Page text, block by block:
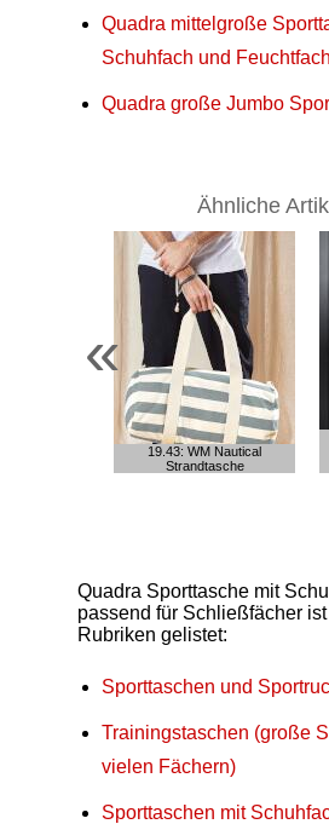
Quadra mittelgroße
Schuhfach und Feuchtfach
Quadra große Jumbo
Ähnliche
«
19.43: WM Nautical
Strandtasche
Quadra Sporttasche mit
passend für Schließfächer
Rubriken gelistet:
Sporttaschen und
Trainingstaschen (große
vielen Fächern)
Sporttaschen mit